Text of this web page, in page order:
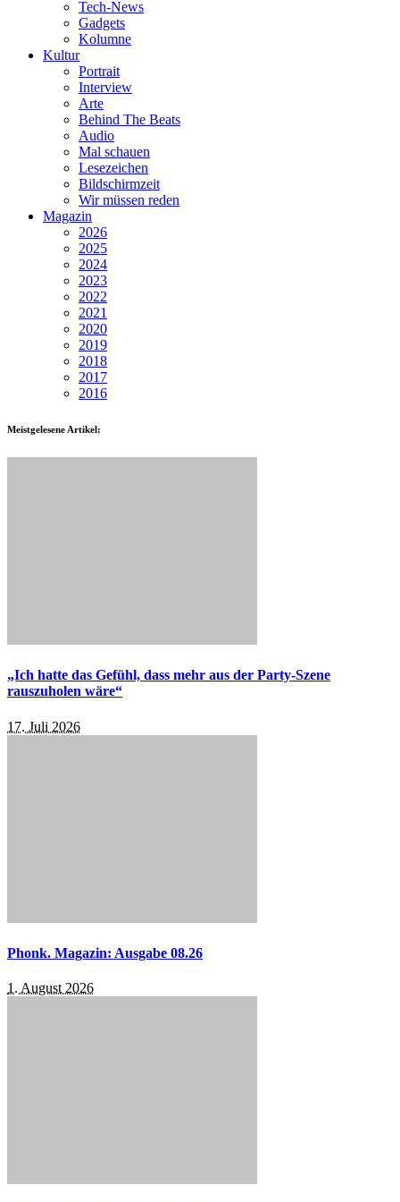
Tech-News
Gadgets
Kolumne
Kultur
Portrait
Interview
Arte
Behind The Beats
Audio
Mal schauen
Lesezeichen
Bildschirmzeit
Wir müssen reden
Magazin
2026
2025
2024
2023
2022
2021
2020
2019
2018
2017
2016
Meistgelesene Artikel:
„Ich hatte das Gefühl, dass mehr aus der Party-Szene
rauszuholen wäre“
17. Juli 2026
Phonk. Magazin: Ausgabe 08.26
1. August 2026